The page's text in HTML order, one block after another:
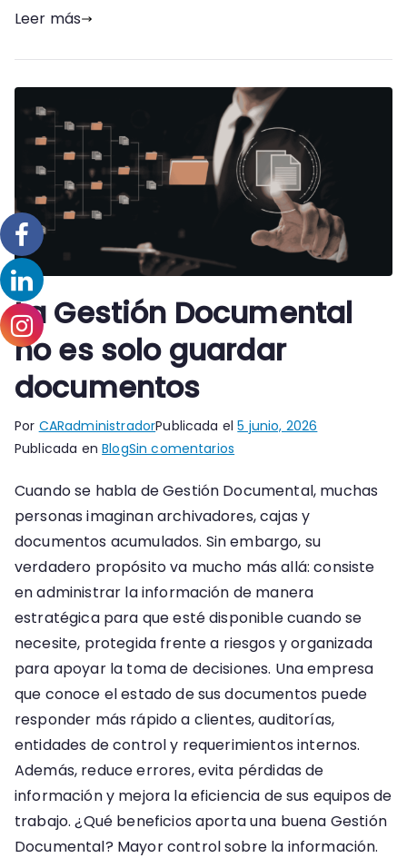
Leer más
La Gestión Documental
no es solo guardar
documentos
Por CARadministradorPublicada el5 junio, 2026
Publicada enBlogSin comentarios
Gestión
Documental
no
es
solo
documentos
Cuando se habla de Gestión Documental, muchas
personas imaginan archivadores, cajas y
documentos acumulados. Sin embargo, su
verdadero propósito va mucho más allá: consiste
en administrar la información de manera
estratégica para que esté disponible cuando se
necesite, protegida frente a riesgos y organizada
para apoyar la toma de decisiones. Una empresa
que conoce el estado de sus documentos puede
responder más rápido a clientes, auditorías,
entidades de control y requerimientos internos.
Además, reduce errores, evita pérdidas de
información y mejora la eficiencia de sus equipos de
trabajo. ¿Qué beneficios aporta una buena Gestión
Documental? Mayor control sobre la información.